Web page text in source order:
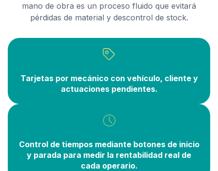
mano de obra es un proceso fluido que evitará
pérdidas de material y descontrol de stock.
Tarjetas por mecánico con vehículo, cliente y
actuaciones pendientes.
Control de tiempos mediante botones de inicio
y parada para medir la rentabilidad real de
cada operario.